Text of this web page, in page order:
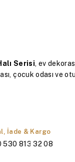
Serisi, ev
çocuk odası ve
İade & Kargo
530 813 32 08